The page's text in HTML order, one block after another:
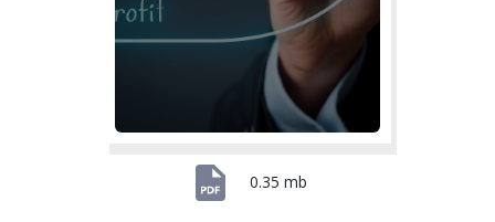
0.35 mb